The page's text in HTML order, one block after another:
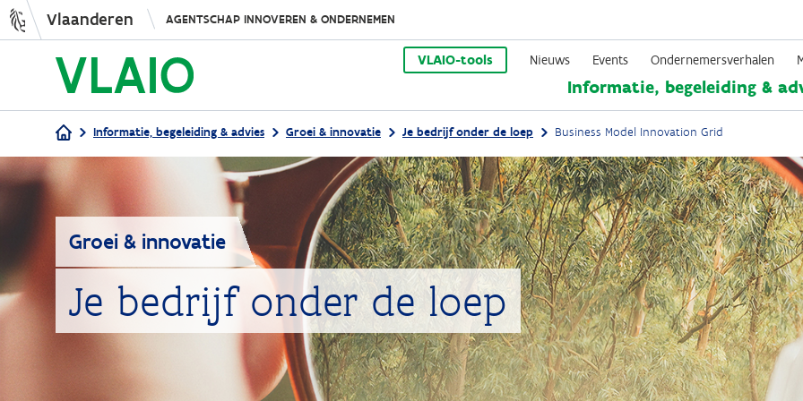
Overslaan
en
naar
de
inhoud
gaan
Vlaanderen AGENTSCHAP INNOVEREN & ONDERNEMEN
VLAIO-tools Nieuws Events Ondernemersverhalen
Informatie, begeleiding &
Kruimelpad
Informatie, begeleiding & advies Groei & innovatie Je bedrijf onder de loep Business Model Innovation Grid
Groei & innovatie
Je bedrijf onder de loep